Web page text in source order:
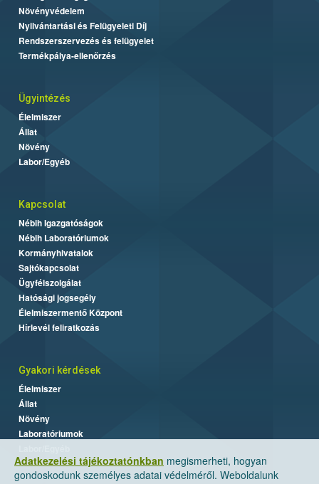
Adatkezelési tájékoztatónkban megismerheti, hogyan
gondoskodunk személyes adatai védelméről. Weboldalunk
Növényvédelem
Nyilvántartási és Felügyeleti Díj
Rendszerszervezés és felügyelet
Termékpálya-ellenőrzés
Ügyintézés
Élelmiszer
Állat
Növény
Labor/Egyéb
Kapcsolat
Nébih Igazgatóságok
Nébih Laboratóriumok
Kormányhivatalok
Sajtókapcsolat
Ügyfélszolgálat
Hatósági jogsegély
Élelmiszermentő Központ
Hírlevél feliratkozás
Gyakori kérdések
Élelmiszer
Állat
Növény
Laboratóriumok